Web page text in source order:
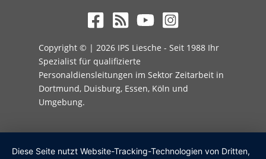
Copyright © | 2026 IPS Liesche - Seit 1988 Ihr
Spezialist für qualifizierte
Personaldiensleitungen im Sektor Zeitarbeit in
Dortmund, Duisburg, Essen, Köln und
Umgebung.
Diese Seite nutzt Website-Tracking-Technologien von Dritten,